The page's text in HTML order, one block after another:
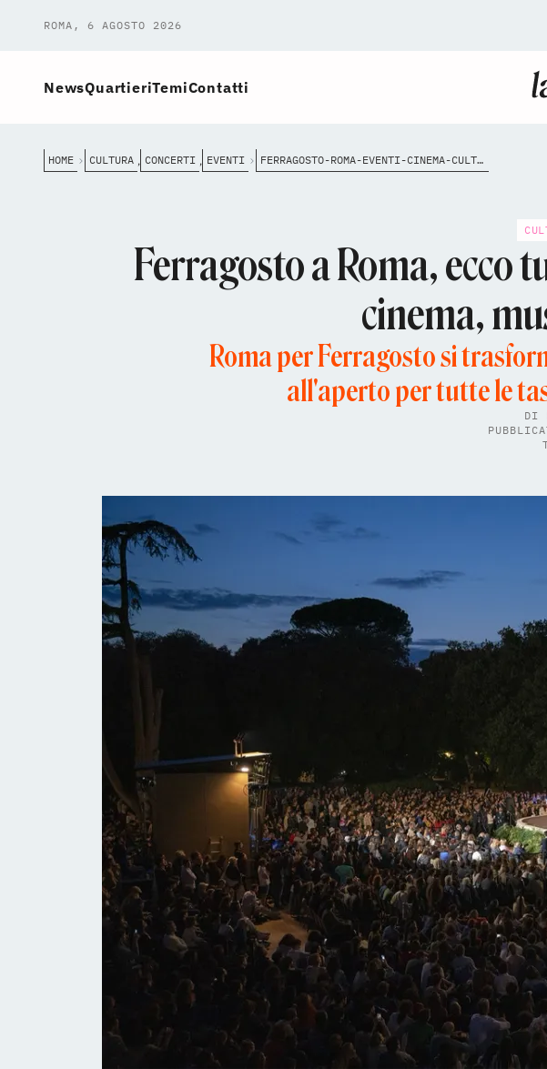
ROMA, 6 AGOSTO 2026
NewsQuartieriTemiContatti
HOME CULTURA , CONCERTI , EVENTI FERRAGOSTO-ROMA-EVENTI-CINEMA-CULTURA-MUSEI
Ferragosto a Roma, ecco
cinema,
Roma per Ferragosto si
all'aperto per tutte le
DI